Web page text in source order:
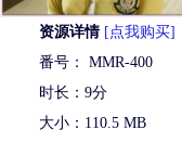
资源详情 [点我购买]
番号： MMR-400
时长：9分
大小：110.5 MB